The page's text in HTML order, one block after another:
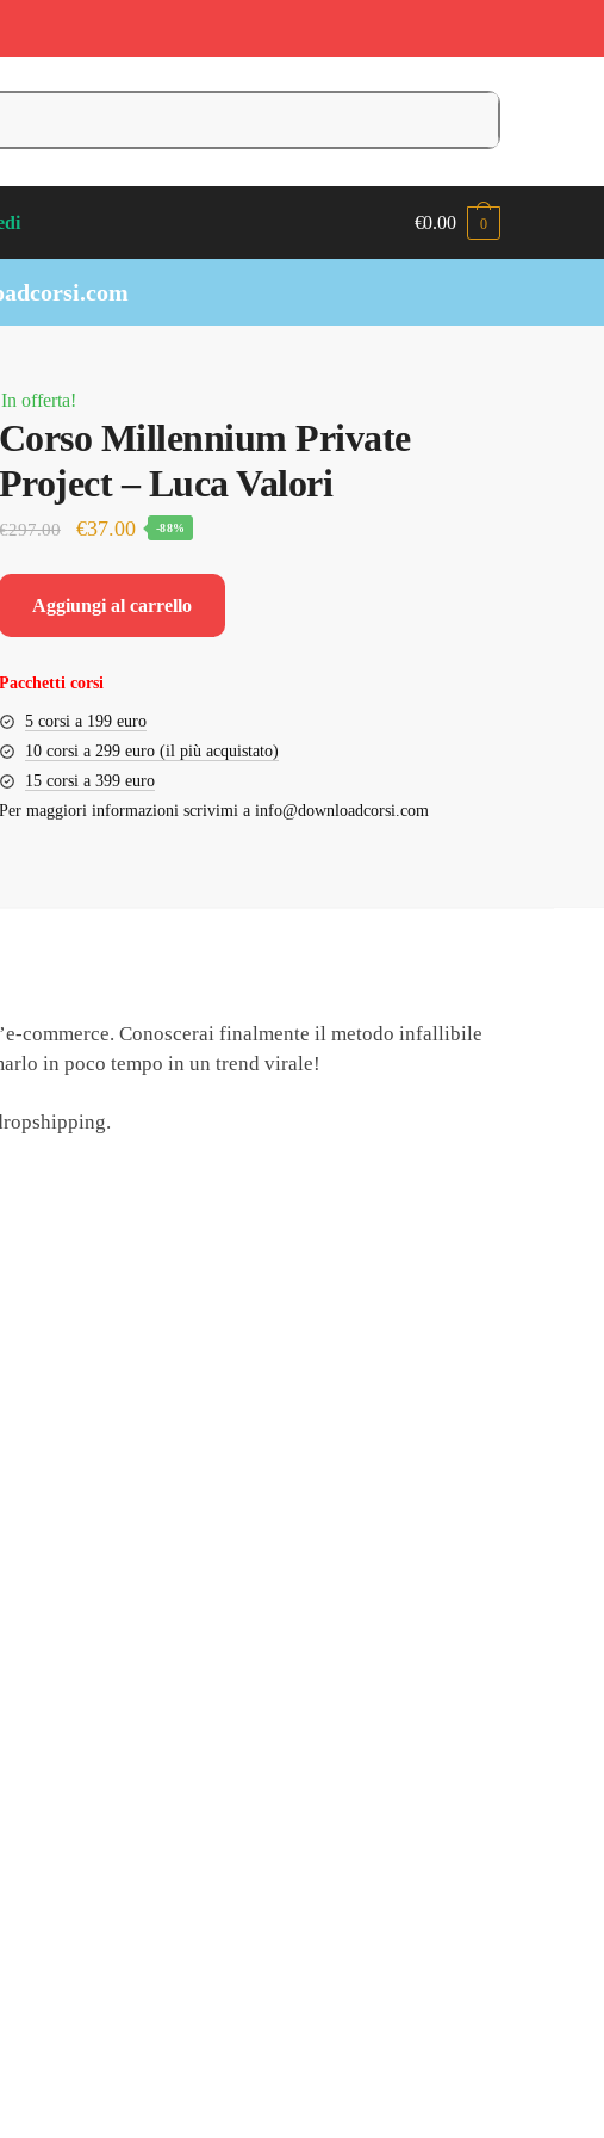
€0.00 0
In offerta!
Corso Millennium Private
Project – Luca Valori
€297.00
Il
originale
era:
€37.00Il
attuale
è:
-88%
Aggiungi al carrello
Pacchetti corsi
5 corsi a 199 euro
10 corsi a 299 euro (il più acquistato)
15 corsi a 399 euro
Per maggiori informazioni scrivimi a info@downloadcorsi.com
commerce. Conoscerai finalmente il metodo infallibile
in poco tempo in un trend virale!